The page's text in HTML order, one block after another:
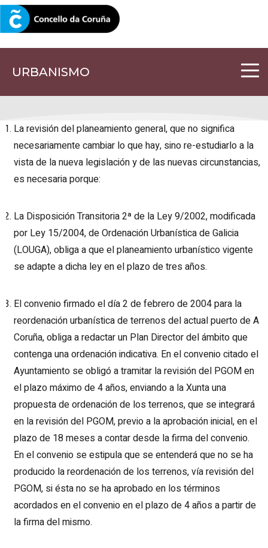
URBANISMO
CORUNA.GAL
La revisión del planeamiento general, que no significa
necesariamente cambiar lo que hay, sino re-estudiarlo a la
vista de la nueva legislación y de las nuevas circunstancias,
es necesaria porque:
La Disposición Transitoria 2ª de la Ley 9/2002, modificada
por Ley 15/2004, de Ordenación Urbanística de Galicia
(LOUGA), obliga a que el planeamiento urbanístico vigente
se adapte a dicha ley en el plazo de tres años.
El convenio firmado el día 2 de febrero de 2004 para la
reordenación urbanística de terrenos del actual puerto de A
Coruña, obliga a redactar un Plan Director del ámbito que
contenga una ordenación indicativa. En el convenio citado el
Ayuntamiento se obligó a tramitar la revisión del PGOM en
el plazo máximo de 4 años, enviando a la Xunta una
propuesta de ordenación de los terrenos, que se integrará
en la revisión del PGOM, previo a la aprobación inicial, en el
plazo de 18 meses a contar desde la firma del convenio.
En el convenio se estipula que se entenderá que no se ha
producido la reordenación de los terrenos, vía revisión del
PGOM, si ésta no se ha aprobado en los términos
acordados en el convenio en el plazo de 4 años a partir de
la firma del mismo.